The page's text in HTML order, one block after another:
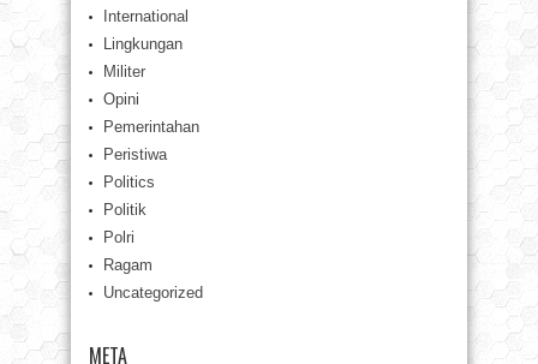
International
Lingkungan
Militer
Opini
Pemerintahan
Peristiwa
Politics
Politik
Polri
Ragam
Uncategorized
META